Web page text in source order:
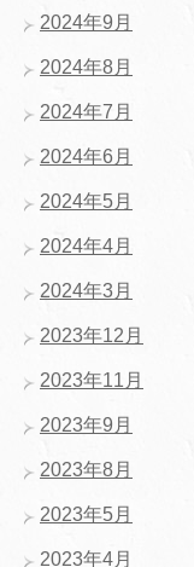
2024年9月
2024年8月
2024年7月
2024年6月
2024年5月
2024年4月
2024年3月
2023年12月
2023年11月
2023年9月
2023年8月
2023年5月
2023年4月